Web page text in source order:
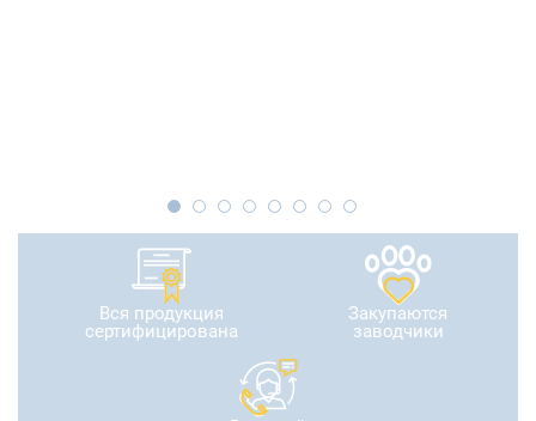
Вся продукция
сертифицирована
Закупаются
заводчики